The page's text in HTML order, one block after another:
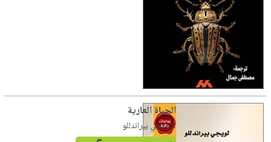
الحياة العارية
لـ لويجي بيراندللو